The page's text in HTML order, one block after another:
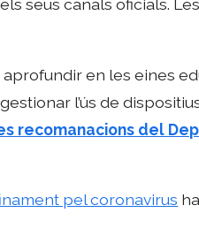
seus canals oficials.
en les eines
l’ús de
recomanacions del
pel coronavirus